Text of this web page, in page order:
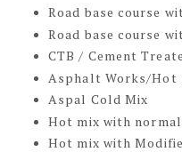
Road base course
Road base course
CTB / Cement
Asphalt Works/Hot
Aspal Cold Mix
Hot mix with
Hot mix with